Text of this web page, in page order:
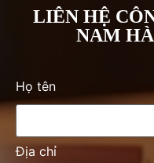
LIÊN HỆ
NAM
Họ tên
Địa chỉ